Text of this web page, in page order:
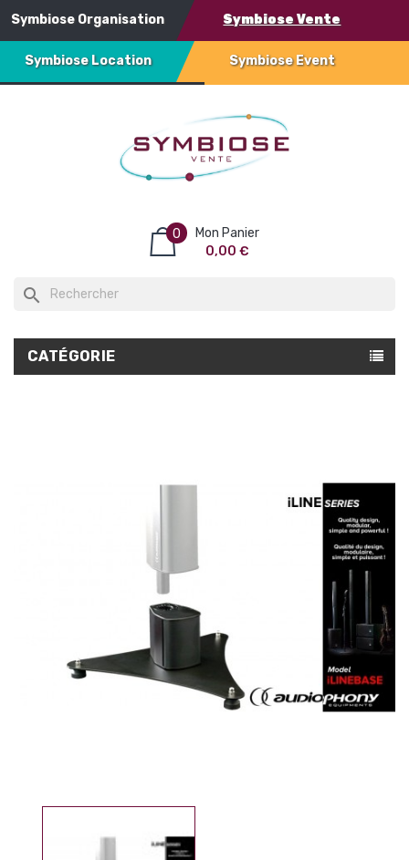
Symbiose Organisation Symbiose Vente
Symbiose Location Symbiose Event
Mon Panier
0
0,00 €
search
CATÉGORIE